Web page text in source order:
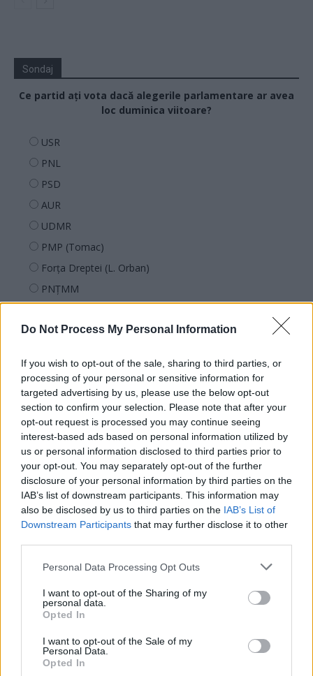
Do Not Process My Personal Information
If you wish to opt-out of the sale, sharing to third parties, or
processing of your personal or sensitive information for
targeted advertising by us, please use the below opt-out
section to confirm your selection. Please note that after your
opt-out request is processed you may continue seeing
interest-based ads based on personal information utilized by
us or personal information disclosed to third parties prior to
your opt-out. You may separately opt-out of the further
disclosure of your personal information by third parties on the
IAB’s list of downstream participants. This information may
also be disclosed by us to third parties on the IAB’s List of
Downstream Participants that may further disclose it to other
Personal Data Processing Opt Outs
I want to opt-out of the Sharing of my
personal data.
Opted In
I want to opt-out of the Sale of my
Personal Data.
Opted In
Sondaj
Ce partid ați vota dacă alegerile parlamentare ar avea
loc duminica viitoare?
USR
PNL
PSD
AUR
UDMR
PMP (Tomac)
Forța Dreptei (L. Orban)
PNȚMM
SENS
POT (Gavrilă)
PACE (Peia)
Acțiunea Conservatoare (Târziu)
PDF (Lazarus)
PUSL (D. Voiculescu)
PNȚCD (Pavelescu)
PNCR (Terheș)
Partidul Patrioților (Surugiu)
România pe Primul Loc (Ponta)
Arată rezultatele
Arhiva sondajelor